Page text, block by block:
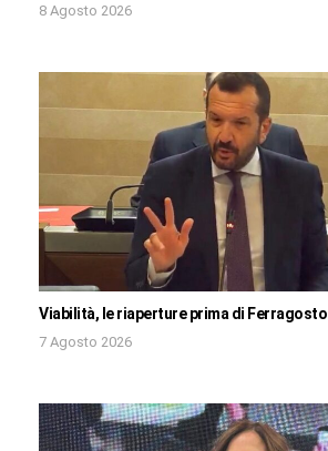
8 Agosto 2026
Viabilità, le riaperture prima di Ferragosto
7 Agosto 2026